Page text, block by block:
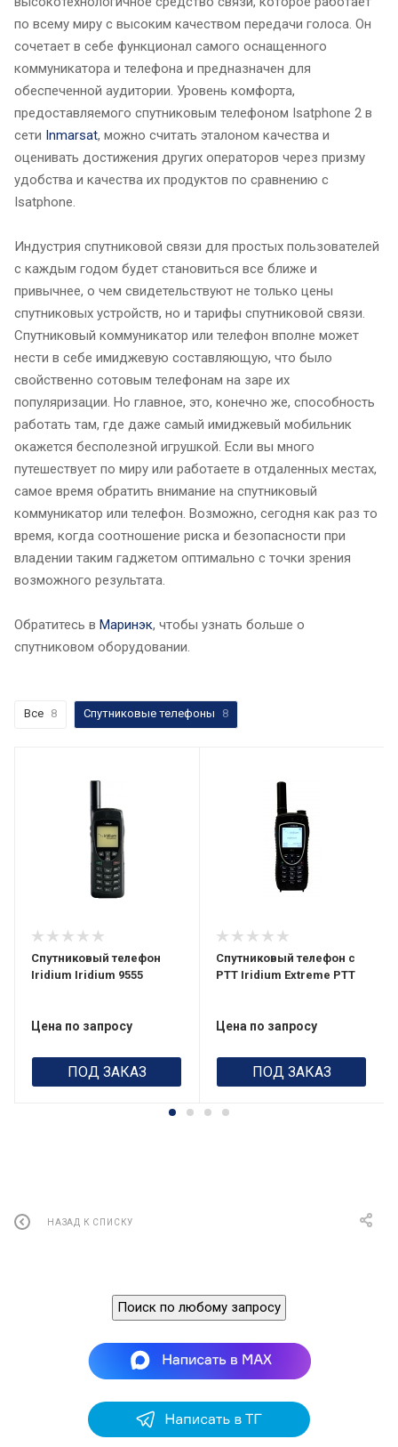
по всему миру с высоким качеством передачи голоса. Он
сочетает в себе функционал самого оснащенного
коммуникатора и телефона и предназначен для
обеспеченной аудитории. Уровень комфорта,
предоставляемого спутниковым телефоном Isatphone 2 в
сети Inmarsat, можно считать эталоном качества и
оценивать достижения других операторов через призму
удобства и качества их продуктов по сравнению с
Isatphone.
Индустрия спутниковой связи для простых пользователей
с каждым годом будет становиться все ближе и
привычнее, о чем свидетельствуют не только цены
спутниковых устройств, но и тарифы спутниковой связи.
Спутниковый коммуникатор или телефон вполне может
нести в себе имиджевую составляющую, что было
свойственно сотовым телефонам на заре их
популяризации. Но главное, это, конечно же, способность
работать там, где даже самый имиджевый мобильник
окажется бесполезной игрушкой. Если вы много
путешествует по миру или работаете в отдаленных местах,
самое время обратить внимание на спутниковый
коммуникатор или телефон. Возможно, сегодня как раз то
время, когда соотношение риска и безопасности при
владении таким гаджетом оптимально с точки зрения
возможного результата.
Обратитесь в Маринэк, чтобы узнать больше о
спутниковом оборудовании.
Все 8 Спутниковые телефоны 8
Спутниковый телефон
Iridium Iridium 9555
Цена по запросу
ПОД ЗАКАЗ
Спутниковый телефон с
PTT Iridium Extreme PTT
Цена по запросу
ПОД ЗАКАЗ
НАЗАД К СПИСКУ
Поиск по любому запросу